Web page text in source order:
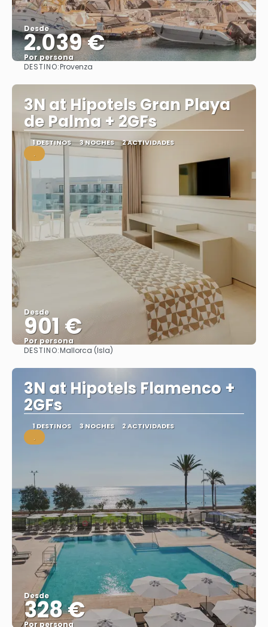
Desde
2.039 €
Por persona
DESTINO:Provenza
3N at Hipotels Gran Playa
de Palma + 2GFs
1 DESTINOS 3 NOCHES 2 ACTIVIDADES
.
Desde
901 €
Por persona
DESTINO:Mallorca (Isla)
3N at Hipotels Flamenco +
2GFs
1 DESTINOS 3 NOCHES 2 ACTIVIDADES
.
Desde
328 €
Por persona